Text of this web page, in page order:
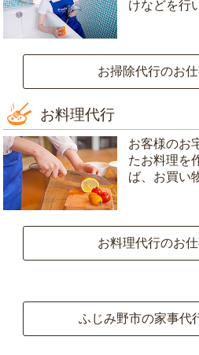
けなどを行
お掃除代行のお
お料理代行
お客様のお
たお料理を
ば、お買い
お料理代行のお
ふじみ野市の家事代